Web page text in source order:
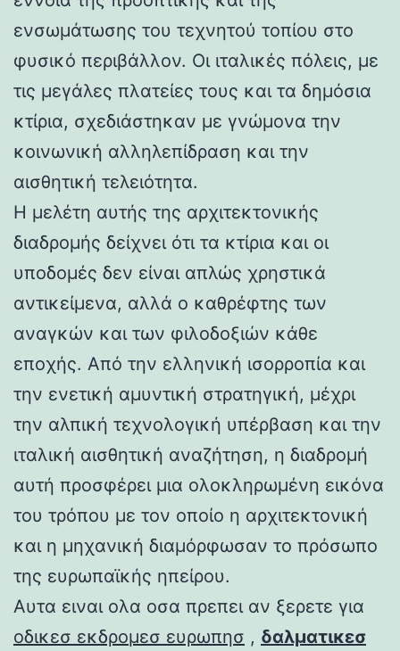
ενσωμάτωσης του τεχνητού τοπίου στο
φυσικό περιβάλλον. Οι ιταλικές πόλεις, με
τις μεγάλες πλατείες τους και τα δημόσια
κτίρια, σχεδιάστηκαν με γνώμονα την
κοινωνική αλληλεπίδραση και την
αισθητική τελειότητα.
Η μελέτη αυτής της αρχιτεκτονικής
διαδρομής δείχνει ότι τα κτίρια και οι
υποδομές δεν είναι απλώς χρηστικά
αντικείμενα, αλλά ο καθρέφτης των
αναγκών και των φιλοδοξιών κάθε
εποχής. Από την ελληνική ισορροπία και
την ενετική αμυντική στρατηγική, μέχρι
την αλπική τεχνολογική υπέρβαση και την
ιταλική αισθητική αναζήτηση, η διαδρομή
αυτή προσφέρει μια ολοκληρωμένη εικόνα
του τρόπου με τον οποίο η αρχιτεκτονική
και η μηχανική διαμόρφωσαν το πρόσωπο
της ευρωπαϊκής ηπείρου.
Αυτα ειναι ολα οσα πρεπει αν ξερετε για
οδικεσ εκδρομεσ ευρωπησ , δαλματικεσ